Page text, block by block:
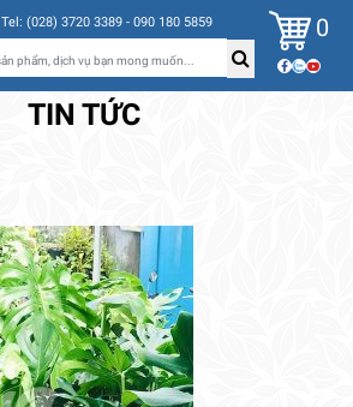
Tel: (028) 3720 3389 - 090 180 5859 0
TIN TỨC